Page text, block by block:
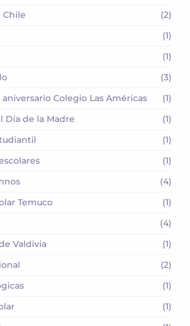
Chile
(2)
(1)
(1)
(3)
Colegio Las Américas
(1)
Día de la Madre
(1)
(1)
(1)
(4)
Temuco
(1)
(4)
Valdivia
(1)
(2)
(1)
(1)